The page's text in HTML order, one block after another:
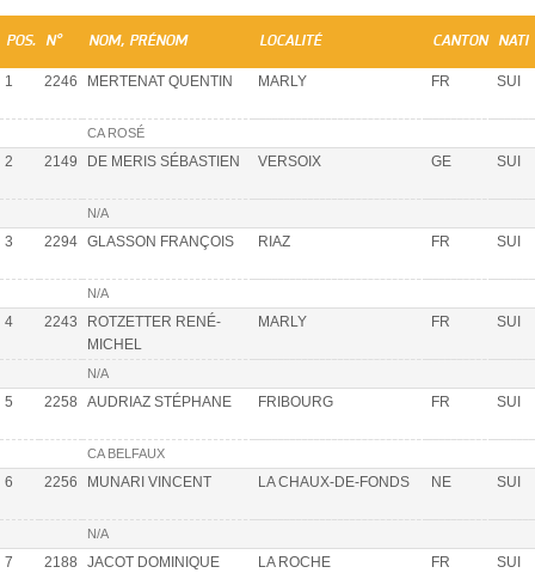
POS. N° NOM, PRÉNOM LOCALITÉ CANTON NATI
1 2246 MERTENAT QUENTIN MARLY FR SUI
CA ROSÉ
2 2149 DE MERIS SÉBASTIEN VERSOIX GE SUI
N/A
3 2294 GLASSON FRANÇOIS RIAZ FR SUI
N/A
4 2243
ROTZETTER RENÉ-
MICHEL
MARLY FR SUI
N/A
5 2258 AUDRIAZ STÉPHANE FRIBOURG FR SUI
CA BELFAUX
6 2256 MUNARI VINCENT LA CHAUX-DE-FONDS NE SUI
N/A
7 2188 JACOT DOMINIQUE LA ROCHE FR SUI